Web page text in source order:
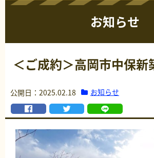
お知らせ
＜ご成約＞高岡市中保新
公開日：2025.02.18 お知らせ